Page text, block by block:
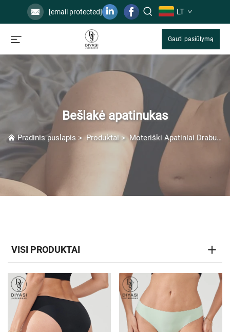
[email protected] LT
Gauti pasiūlymą
Bešlakė apatinukas
Pradinis puslapis >Produktai >Moteriški Apatiniai Drabužiai
VISI PRODUKTAI